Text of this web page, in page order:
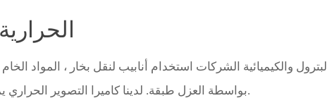
البترول والكيميائية الشركات استخدام أنابيب لنقل بخار ، المواد
بواسطة العزل طبقة. لدينا كاميرا التصوير الحراري يمكن كشف طبقة الضرر و تسرب بسهولة.